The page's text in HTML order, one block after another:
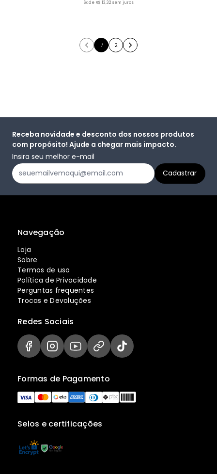
6x de R$ 13,32 sem juros
1 2
Receba novidade e desconto dos nossos produtos
com propósito! Ajude a chegar mais impacto.
Insira seu melhor e-mail
Navegação
Loja
Sobre
Termos de uso
Política de Privacidade
Perguntas frequentes
Trocas e Devoluções
Selos e certificações
Formas de Pagamento
Redes Sociais